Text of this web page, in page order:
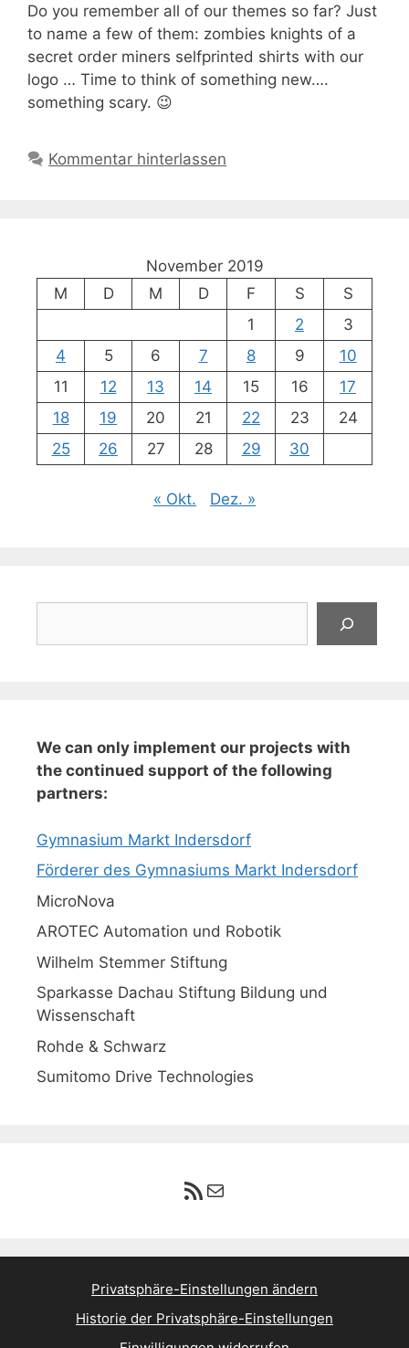
Do you remember all of our themes so far? Just
to name a few of them: zombies knights of a
secret order miners selfprinted shirts with our
logo … Time to think of something new….
something scary. 😉
Kommentar hinterlassen
November 2019
M
D M D F S
S
1
2
3
4
5 6 7 8 9
10
11
12 13 14 15 16
17
18
19 20 21 22 23
24
25
26 27 28 29 30
« Okt. Dez. »
We can only implement our projects with
the continued support of the following
partners:
Gymnasium Markt Indersdorf
Förderer des Gymnasiums Markt Indersdorf
MicroNova
AROTEC Automation und Robotik
Wilhelm Stemmer Stiftung
Sparkasse Dachau Stiftung Bildung und
Wissenschaft
Rohde & Schwarz
Sumitomo Drive Technologies
RSS-Feed
E-Mail
Privatsphäre-Einstellungen ändern
Historie der Privatsphäre-Einstellungen